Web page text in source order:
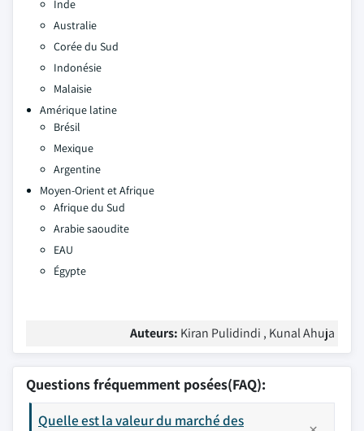
Inde
Australie
Corée du Sud
Indonésie
Malaisie
Amérique latine
Brésil
Mexique
Argentine
Moyen-Orient et Afrique
Afrique du Sud
Arabie saoudite
EAU
Égypte
Auteurs: Kiran Pulidindi , Kunal Ahuja
Questions fréquemment posées(FAQ):
Quelle est la valeur du marché des